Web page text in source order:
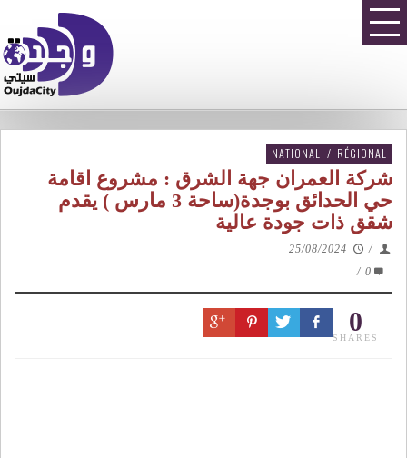
NATIONAL / RÉGIONAL
شركة العمران جهة الشرق : مشروع اقامة
حي الحدائق بوجدة(ساحة 3 مارس ) يقدم
شقق ذات جودة عالية
/
25/08/2024
0
/
0
SHARES